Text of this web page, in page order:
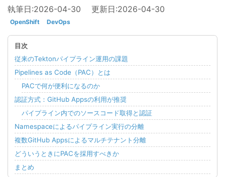
執筆日:2026-04-30 更新日:2026-04-30
OpenShift DevOps
従来のTektonパイプライン運用の課題
Pipelines as Code（PAC）とは
PACで何が便利になるのか
認証方式：GitHub Appsの利用が推奨
パイプライン内でのソースコード取得と認証
Namespaceによるパイプライン実行の分離
複数GitHub Appsによるマルチテナント分離
どういうときにPACを採用すべきか
まとめ